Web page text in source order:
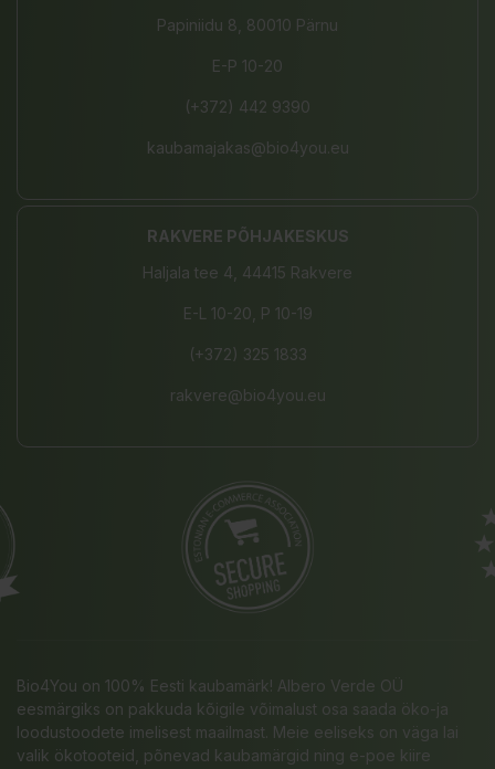
Papiniidu 8, 80010 Pärnu
E-P 10-20
(+372) 442 9390
kaubamajakas@bio4you.eu
RAKVERE PÕHJAKESKUS
Haljala tee 4, 44415 Rakvere
E-L 10-20, P 10-19
(+372) 325 1833
rakvere@bio4you.eu
Bio4You on 100% Eesti kaubamärk! Albero Verde OÜ
eesmärgiks on pakkuda kõigile võimalust osa saada öko-ja
loodustoodete imelisest maailmast. Meie eeliseks on väga lai
valik ökotooteid, põnevad kaubamärgid ning e-poe kiire